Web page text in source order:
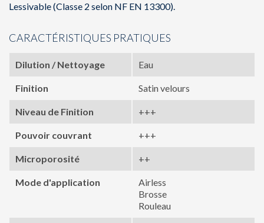
Lessivable (Classe 2 selon NF EN 13300).
CARACTÉRISTIQUES PRATIQUES
Dilution / Nettoyage Eau
Finition Satin velours
Niveau de Finition +++
Pouvoir couvrant +++
Microporosité ++
Mode d'application
Airless
Brosse
Rouleau